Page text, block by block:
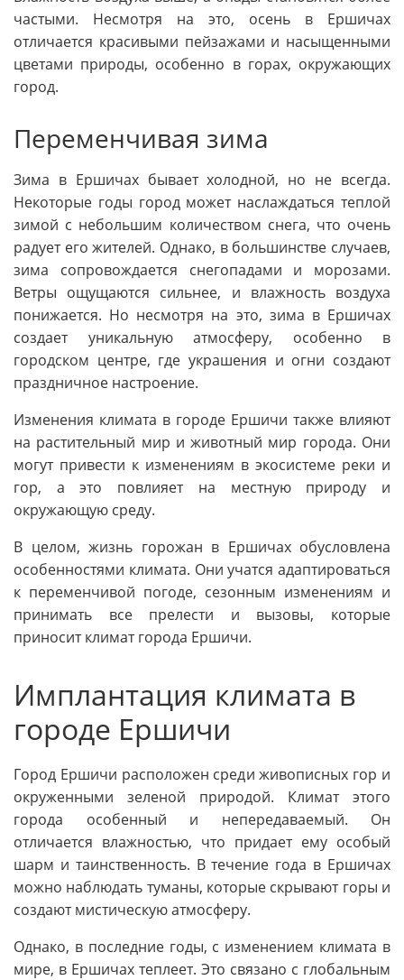
частыми. Несмотря на это, осень в Ершичах
отличается красивыми пейзажами и насыщенными
цветами природы, особенно в горах, окружающих
город.
Переменчивая зима
Зима в Ершичах бывает холодной, но не всегда.
Некоторые годы город может наслаждаться теплой
зимой с небольшим количеством снега, что очень
радует его жителей. Однако, в большинстве случаев,
зима сопровождается снегопадами и морозами.
Ветры ощущаются сильнее, и влажность воздуха
понижается. Но несмотря на это, зима в Ершичах
создает уникальную атмосферу, особенно в
городском центре, где украшения и огни создают
праздничное настроение.
Изменения климата в городе Ершичи также влияют
на растительный мир и животный мир города. Они
могут привести к изменениям в экосистеме реки и
гор, а это повлияет на местную природу и
окружающую среду.
В целом, жизнь горожан в Ершичах обусловлена
особенностями климата. Они учатся адаптироваться
к переменчивой погоде, сезонным изменениям и
принимать все прелести и вызовы, которые
приносит климат города Ершичи.
Имплантация климата в
городе Ершичи
Город Ершичи расположен среди живописных гор и
окруженными зеленой природой. Климат этого
города особенный и непередаваемый. Он
отличается влажностью, что придает ему особый
шарм и таинственность. В течение года в Ершичах
можно наблюдать туманы, которые скрывают горы и
создают мистическую атмосферу.
Однако, в последние годы, с изменением климата в
мире, в Ершичах теплеет. Это связано с глобальным